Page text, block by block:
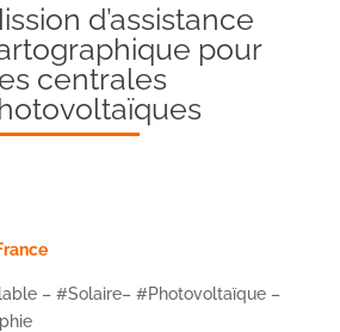
d’assistance
pour
centrales
– #Solaire– #Photovoltaïque –